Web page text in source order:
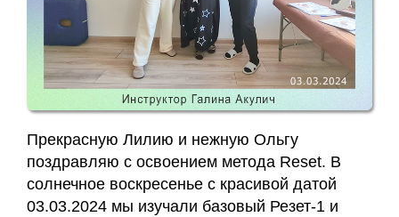
кинезиолога
Приём
Акулич
–
отзывы
Прекрасную Лилию и нежную Ольгу
поздравляю с освоением метода Reset. В
солнечное воскресенье с красивой датой
03.03.2024 мы изучали базовый Резет-1 и